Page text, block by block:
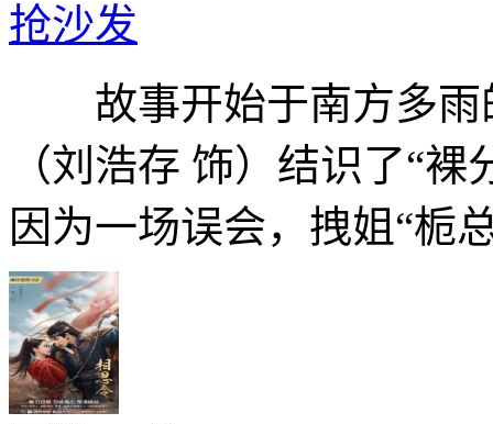
抢沙发
故事开始于南方多雨
（刘浩存 饰）结识了“
因为一场误会，拽姐“栀